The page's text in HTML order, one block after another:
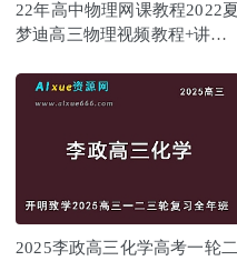
22年高中物理网课教程2022夏
梦迪高三物理视频教程+讲义
2025李政高三化学高考一轮二